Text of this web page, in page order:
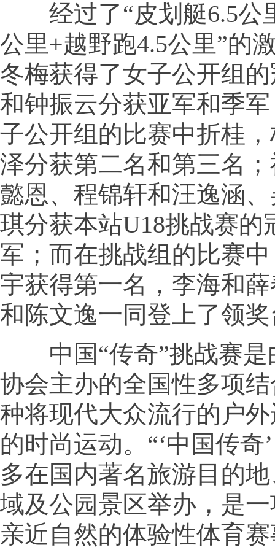
经过了“皮划艇6.5公
公里+越野跑4.5公里”的
冬梅获得了女子公开组
和钟振云分获亚军和季
子公开组的比赛中折桂
泽分获第二名和第三名
懿恩、程锦轩和汪逸涵
琪分获本站U18挑战赛的
军；而在挑战组的比赛
宇获得第一名，李海和
和陈文逸一同登上了领
中国“传奇”挑战赛是
协会主办的全国性多项
种将现代大众流行的户
的时尚运动。“‘中国传奇
多在国内著名旅游目的
域及公园景区举办，是
亲近自然的体验性体育